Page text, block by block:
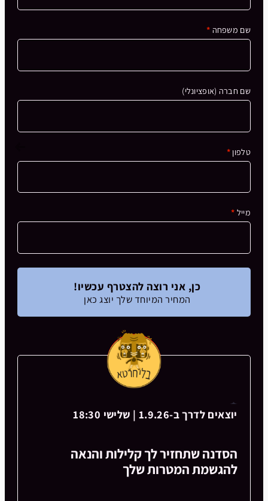
שם משפחה *
שם חברה (אופציונלי)
טלפון *
מייל *
כן, אני רוצה להצטרף עכשיו!
המחיר המיוחד שלך יוצג כאן
יוצאים לדרך ב-1.9.26 | שלישי 18:30
הסדנה שתחזיר לך קלילות והנאה
להגשמת המטרות שלך